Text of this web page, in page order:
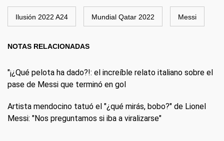
Ilusión 2022 A24 Mundial Qatar 2022 Messi
NOTAS RELACIONADAS
"¡¿Qué pelota ha dado?!: el increíble relato italiano sobre el
pase de Messi que terminó en gol
Artista mendocino tatuó el "¿qué mirás, bobo?" de Lionel
Messi: "Nos preguntamos si iba a viralizarse"